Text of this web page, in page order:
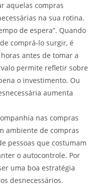
aquelas compras
na sua rotina.
de espera”. Quando
comprá-lo surgir, é
antes de tomar a
permite refletir sobre
o investimento. Ou
aumenta
nas compras
ambiente de compras
pessoas que costumam
o autocontrole. Por
uma boa estratégia
desnecessários.